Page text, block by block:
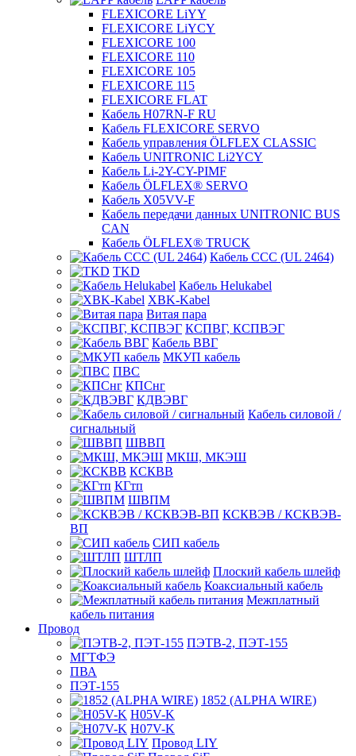
FLEXICORE LiYY
FLEXICORE LiYCY
FLEXICORE 100
FLEXICORE 110
FLEXICORE 105
FLEXICORE 115
FLEXICORE FLAT
Кабель H07RN-F RU
Кабель FLEXICORE SERVO
Кабель управления ÖLFLEX CLASSIC
Кабель UNITRONIC Li2YCY
Кабель Li-2Y-CY-PIMF
Кабель ÖLFLEX® SERVO
Кабель X05VV-F
Кабель передачи данных UNITRONIC BUS
CAN
Кабель ÖLFLEX® TRUCK
Кабель CCC (UL 2464)
TKD
Кабель Helukabel
XBK-Kabel
Витая пара
КСПВГ, КСПВЭГ
Кабель ВВГ
МКУП кабель
ПВС
КПСнг
КДВЭВГ
Кабель силовой /
сигнальный
ШВВП
МКШ, МКЭШ
КСКВВ
КГтп
ШВПМ
КСКВЭВ / КСКВЭВ-
ВП
СИП кабель
ШТЛП
Плоский кабель шлейф
Коаксиальный кабель
Межплатный
кабель питания
Провод
ПЭТВ-2, ПЭТ-155
МГТФЭ
ПВА
ПЭТ-155
1852 (ALPHA WIRE)
H05V-K
H07V-K
Провод LIY